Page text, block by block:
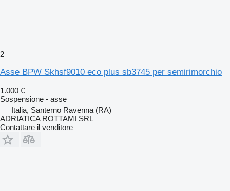
2
Asse BPW Skhsf9010 eco plus sb3745 per semirimorchio
1.000 €
Sospensione - asse
Italia, Santerno Ravenna (RA)
ADRIATICA ROTTAMI SRL
Contattare il venditore